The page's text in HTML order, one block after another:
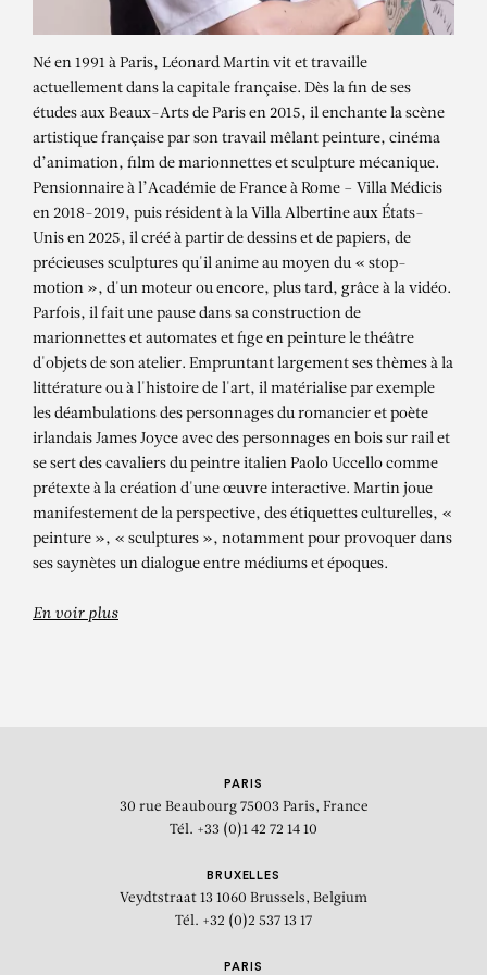
LÉONARD MARTIN
Danse Zabriskie I, 2023
Né en 1991 à Paris, Léonard Martin vit et travaille
actuellement dans la capitale française. Dès la fin de ses
études aux Beaux-Arts de Paris en 2015, il enchante la scène
artistique française par son travail mêlant peinture, cinéma
d’animation, film de marionnettes et sculpture mécanique.
Pensionnaire à l’Académie de France à Rome – Villa Médicis
en 2018-2019, puis résident à la Villa Albertine aux États-
Unis en 2025, il créé à partir de dessins et de papiers, de
précieuses sculptures qu'il anime au moyen du « stop-
motion », d'un moteur ou encore, plus tard, grâce à la vidéo.
Parfois, il fait une pause dans sa construction de
marionnettes et automates et fige en peinture le théâtre
d'objets de son atelier. Empruntant largement ses thèmes à la
littérature ou à l'histoire de l'art, il matérialise par exemple
les déambulations des personnages du romancier et poète
irlandais James Joyce avec des personnages en bois sur rail et
se sert des cavaliers du peintre italien Paolo Uccello comme
prétexte à la création d'une œuvre interactive. Martin joue
manifestement de la perspective, des étiquettes culturelles, «
peinture », « sculptures », notamment pour provoquer dans
ses saynètes un dialogue entre médiums et époques.
En voir plus
PARIS
30 rue Beaubourg 75003 Paris, France
Tél. +33 (0)1 42 72 14 10
BRUXELLES
Veydtstraat 13 1060 Brussels, Belgium
Tél. +32 (0)2 537 13 17
PARIS